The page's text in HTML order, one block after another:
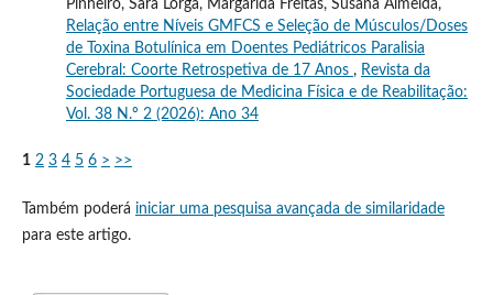
Pinheiro, Sara Lorga, Margarida Freitas, Susana Almeida,
Relação entre Níveis GMFCS e Seleção de Músculos/Doses
de Toxina Botulínica em Doentes Pediátricos Paralisia
Cerebral: Coorte Retrospetiva de 17 Anos , Revista da
Sociedade Portuguesa de Medicina Física e de Reabilitação:
Vol. 38 N.º 2 (2026): Ano 34
1 2 3 4 5 6 > >>
Também poderá iniciar uma pesquisa avançada de similaridade
para este artigo.